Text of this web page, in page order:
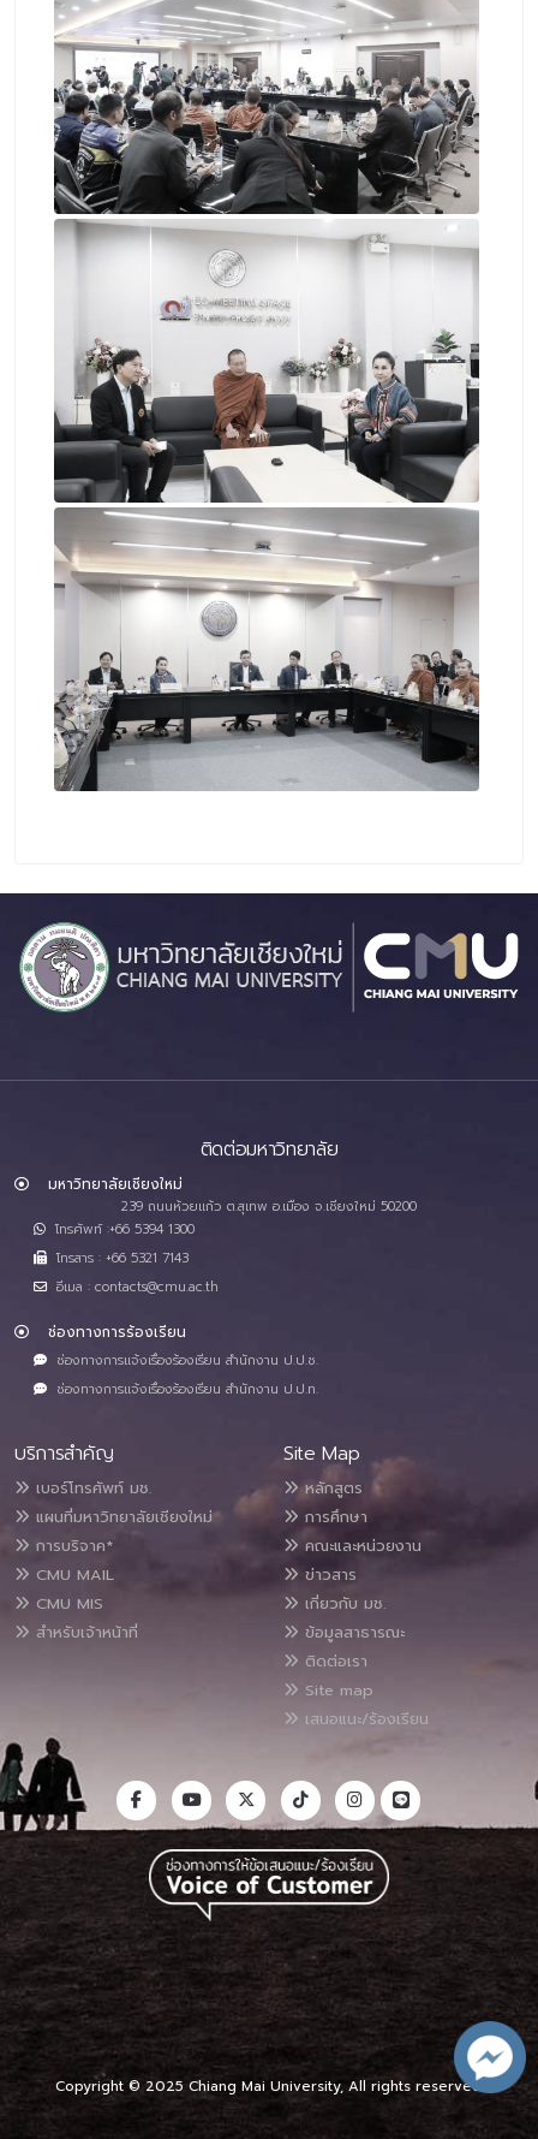
ติดต่อมหาวิทยาลัย
มหาวิทยาลัยเชียงใหม่
239 ถนนห้วยแก้ว ต.สุเทพ อ.เมือง จ.เชียงใหม่ 50200
โทรศัพท์ :+66 5394 1300
โทรสาร : +66 5321 7143
อีเมล : contacts@cmu.ac.th
ช่องทางการร้องเรียน
ช่องทางการแจ้งเรื่องร้องเรียน สำนักงาน ป.ป.ช.
ช่องทางการแจ้งเรื่องร้องเรียน สำนักงาน ป.ป.ท.
บริการสำคัญ
เบอร์โทรศัพท์ มช.
แผนที่มหาวิทยาลัยเชียงใหม่
การบริจาค*
CMU MAIL
CMU MIS
สำหรับเจ้าหน้าที่
Site Map
หลักสูตร
การศึกษา
คณะและหน่วยงาน
ข่าวสาร
เกี่ยวกับ มช.
ข้อมูลสาธารณะ
ติดต่อเรา
Site map
เสนอแนะ/ร้องเรียน
Copyright © 2025 Chiang Mai University, All rights reserved.